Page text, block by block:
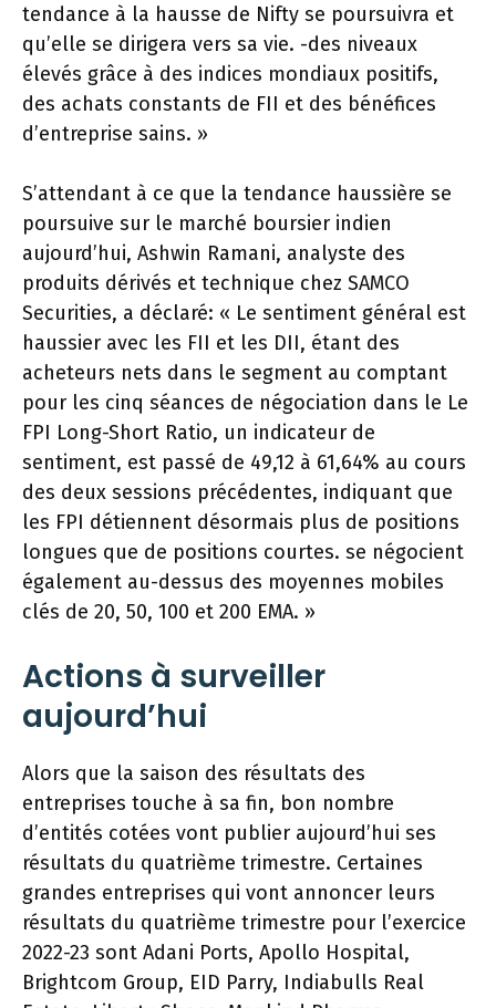
tendance à la hausse de Nifty se poursuivra et
qu’elle se dirigera vers sa vie. -des niveaux
élevés grâce à des indices mondiaux positifs,
des achats constants de FII et des bénéfices
d’entreprise sains. »
S’attendant à ce que la tendance haussière se
poursuive sur le marché boursier indien
aujourd’hui, Ashwin Ramani, analyste des
produits dérivés et technique chez SAMCO
Securities, a déclaré: « Le sentiment général est
haussier avec les FII et les DII, étant des
acheteurs nets dans le segment au comptant
pour les cinq séances de négociation dans le Le
FPI Long-Short Ratio, un indicateur de
sentiment, est passé de 49,12 à 61,64% au cours
des deux sessions précédentes, indiquant que
les FPI détiennent désormais plus de positions
longues que de positions courtes. se négocient
également au-dessus des moyennes mobiles
clés de 20, 50, 100 et 200 EMA. »
Actions à surveiller
aujourd’hui
Alors que la saison des résultats des
entreprises touche à sa fin, bon nombre
d’entités cotées vont publier aujourd’hui ses
résultats du quatrième trimestre. Certaines
grandes entreprises qui vont annoncer leurs
résultats du quatrième trimestre pour l’exercice
2022-23 sont Adani Ports, Apollo Hospital,
Brightcom Group, EID Parry, Indiabulls Real